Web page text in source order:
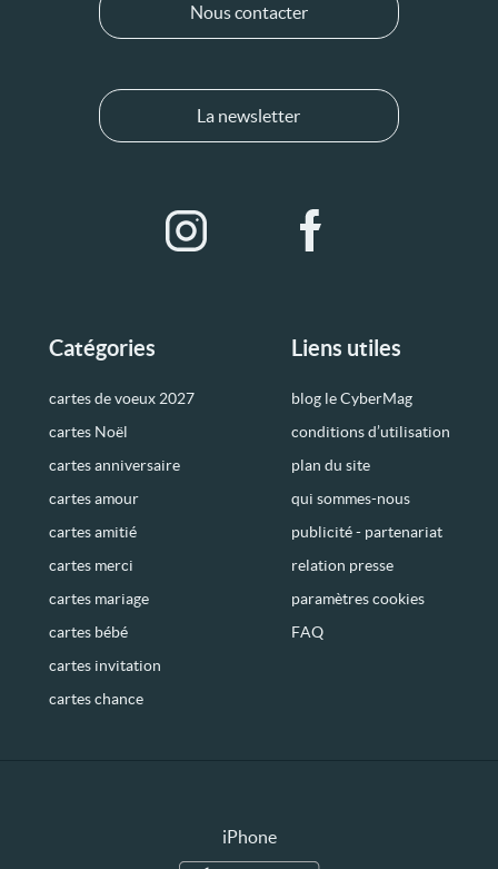
Catégories
cartes de voeux 2027
cartes Noël
cartes anniversaire
cartes amour
cartes amitié
cartes merci
cartes mariage
cartes bébé
cartes invitation
cartes chance
Liens utiles
blog le CyberMag
conditions d’utilisation
plan du site
qui sommes-nous
publicité - partenariat
relation presse
paramètres cookies
FAQ
Nous contacter
La newsletter
iPhone